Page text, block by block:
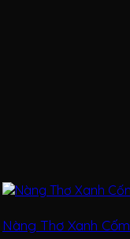
Nàng Thơ Xanh Cốm